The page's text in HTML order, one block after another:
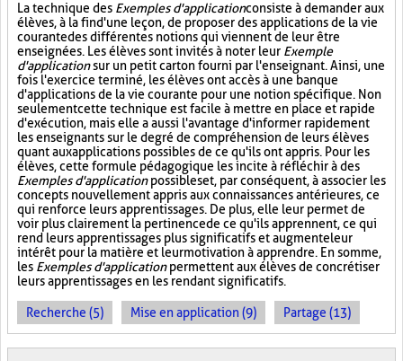
La technique des Exemples d'applicationconsiste à demander aux
élèves, à la fin d'une leçon, de proposer des applications de la vie
courante des différentes notions qui viennent de leur être
enseignées. Les élèves sont invités à noter leur Exemple
d'applicationsur un petit carton fourni par l'enseignant. Ainsi, une
fois l'exercice terminé, les élèves ont accès à une banque
d'applications de la vie courante pour une notion spécifique. Non
seulement cette technique est facile à mettre en place et rapide
d'exécution, mais elle a aussi l'avantage d'informer rapidement
les enseignants sur le degré de compréhension de leurs élèves
quant aux applications possibles de ce qu'ils ont appris. Pour les
élèves, cette formule pédagogique les incite à réfléchir à des
Exemples d'applicationpossibles et, par conséquent, à associer les
concepts nouvellement appris aux connaissances antérieures, ce
qui renforce leurs apprentissages. De plus, elle leur permet de
voir plus clairement la pertinence de ce qu'ils apprennent, ce qui
rend leurs apprentissages plus significatifs et augmente leur
intérêt pour la matière et leur motivation à apprendre. En somme,
les Exemples d'applicationpermettent aux élèves de concrétiser
leurs apprentissages en les rendant significatifs.
Recherche (5) Mise en application (9) Partage (13)